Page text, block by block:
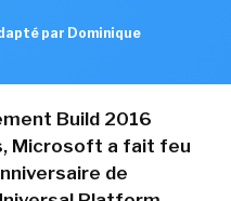
par Dominique
Build 2016
Microsoft a fait feu
de